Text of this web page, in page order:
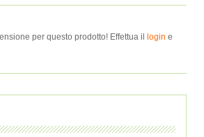
per questo prodotto! Effettua il login e